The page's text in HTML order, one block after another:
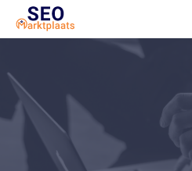
SEO tools
Marketeer bij jou
Offerte
1. Seo voor